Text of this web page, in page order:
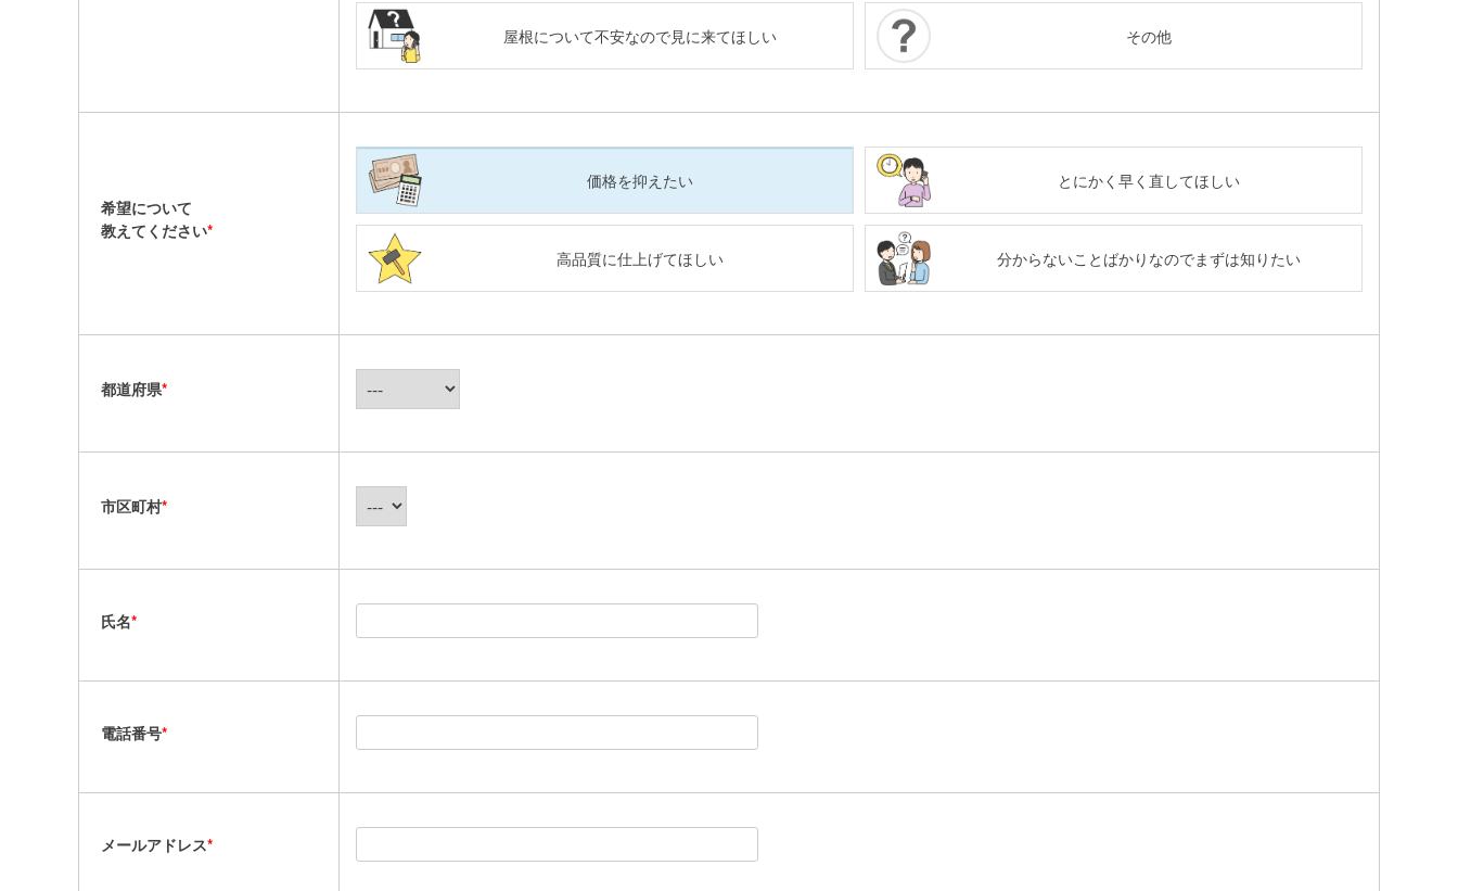
屋根について不安なので見に来てほしい その他
希望について
教えてください*
価格を抑えたい とにかく早く直してほしい
高品質に仕上げてほしい 分からないことばかりなのでまずは知りたい
都道府県*
市区町村*
氏名*
電話番号*
メールアドレス*